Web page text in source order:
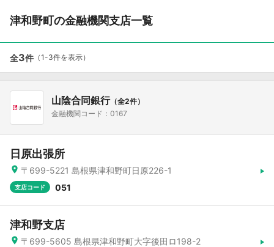
津和野町の金融機関支店一覧
全3件 （1-3件を表示）
山陰合同銀行（全2件）
金融機関コード：0167
日原出張所
〒699-5221 島根県津和野町日原226-1
支店コード 051
津和野支店
〒699-5605 島根県津和野町大字後田ロ198-2